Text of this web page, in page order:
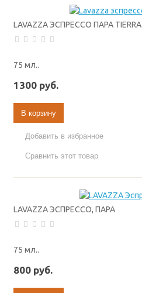
LAVAZZA ЭСПРЕССО ПАРА TIERRA
75 мл..
1300 руб.
В корзину
Добавить в избранное
Сравнить этот товар
LAVAZZA ЭСПРЕССО, ПАРА
75 мл..
800 руб.